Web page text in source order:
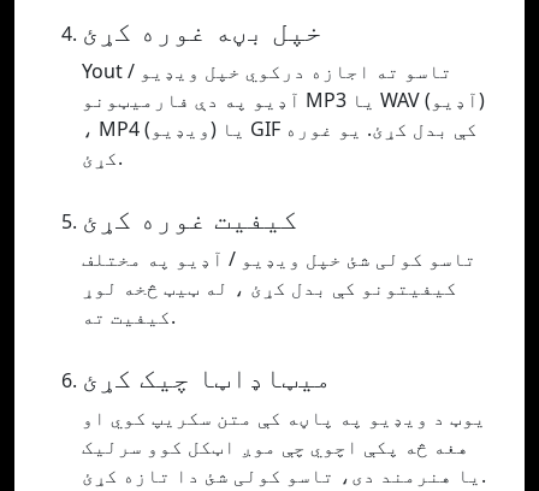
خپل بڼه غوره کړئ
Yout تاسو ته اجازه درکوي خپل ویډیو /
آډیو په دې فارمیټونو MP3 یا WAV (آډیو)
، MP4 (ویډیو) یا GIF کې بدل کړئ. یو غوره
کړئ.
کیفیت غوره کړئ
تاسو کولی شئ خپل ویډیو / آډیو په مختلف
کیفیتونو کې بدل کړئ ، له ټیټ څخه لوړ
کیفیت ته.
میټاډاټا چیک کړئ
یوټ د ویډیو په پاڼه کې متن سکریپ کوي او
هغه څه پکې اچوي چې موږ اټکل کوو سرلیک
یا هنرمند دی، تاسو کولی شئ دا تازه کړئ.